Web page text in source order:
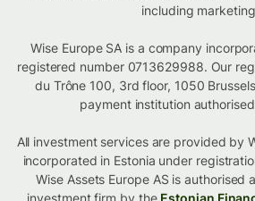
including
Wise Europe SA is a company
registered number 0713629988. Our
du Trône 100, 3rd floor, 1050
payment institution
All investment services are provided by
incorporated in Estonia under
Wise Assets Europe AS is authorised
investment firm by the Estonian